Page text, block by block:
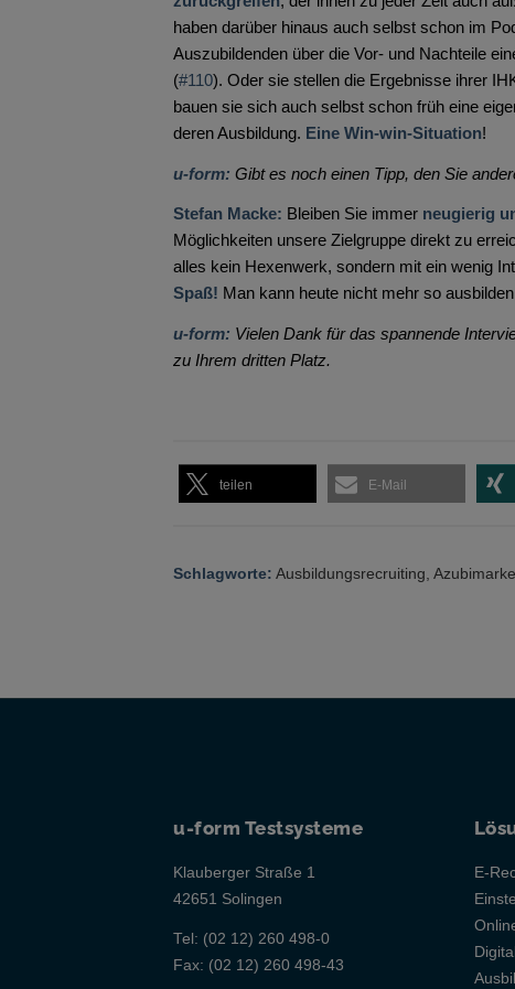
haben darüber hinaus auch selbst schon im
Auszubildenden über die Vor- und Nachteile
(#110). Oder sie stellen die Ergebnisse ihrer
bauen sie sich auch selbst schon früh eine
deren Ausbildung. Eine Win-win-Situation!
u-form: Gibt es noch einen Tipp, den Sie
Stefan Macke: Bleiben Sie immer neugierig
Möglichkeiten unsere Zielgruppe direkt zu
alles kein Hexenwerk, sondern mit ein wenig
Spaß! Man kann heute nicht mehr so
u-form: Vielen Dank für das spannende
zu Ihrem dritten Platz.
teilen E-Mail
Schlagworte: Ausbildungsrecruiting,
u-form Testsysteme
Klauberger Straße 1
42651 Solingen
Tel: (02 12) 260 498-0
Fax: (02 12) 260 498-43
E-